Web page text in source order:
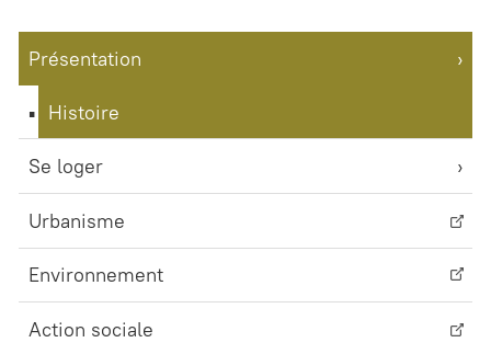
Présentation
Histoire
Se loger
Urbanisme
Environnement
Action sociale